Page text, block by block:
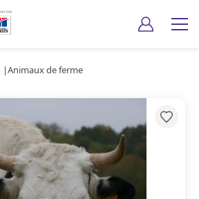
Animaux de ferme